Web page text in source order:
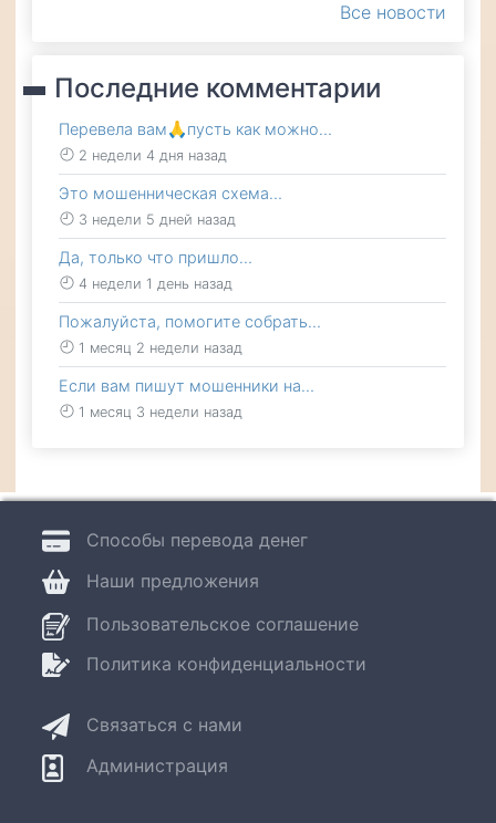
Все новости
Последние комментарии
Перевела вам🙏пусть как можно…
2 недели 4 дня назад
Это мошенническая схема…
3 недели 5 дней назад
Да, только что пришло…
4 недели 1 день назад
Пожалуйста, помогите собрать…
1 месяц 2 недели назад
Если вам пишут мошенники на…
1 месяц 3 недели назад
Связаться с нами
Администрация
Пользовательское соглашение
Политика конфиденциальности
Способы перевода денег
Наши предложения